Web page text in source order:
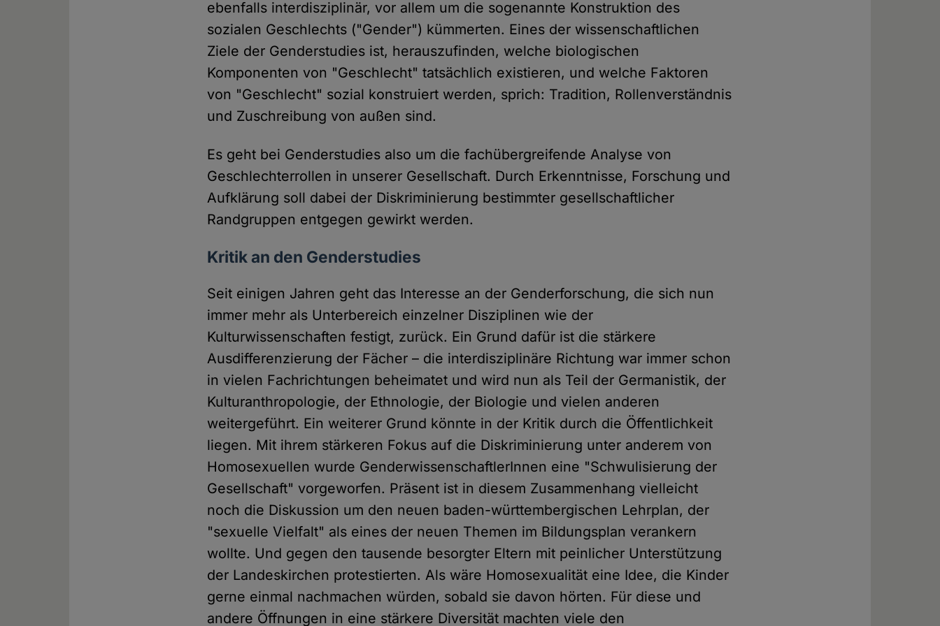
ebenfalls interdisziplinär, vor allem um die sogenannte Konstruktion des
sozialen Geschlechts ("Gender") kümmerten. Eines der wissenschaftlichen
Ziele der Genderstudies ist, herauszufinden, welche biologischen
Komponenten von "Geschlecht" tatsächlich existieren, und welche Faktoren
von "Geschlecht" sozial konstruiert werden, sprich: Tradition, Rollenverständnis
und Zuschreibung von außen sind.
Es geht bei Genderstudies also um die fachübergreifende Analyse von
Geschlechterrollen in unserer Gesellschaft. Durch Erkenntnisse, Forschung und
Aufklärung soll dabei der Diskriminierung bestimmter gesellschaftlicher
Randgruppen entgegen gewirkt werden.
Kritik an den Genderstudies
Seit einigen Jahren geht das Interesse an der Genderforschung, die sich nun
immer mehr als Unterbereich einzelner Disziplinen wie der
Kulturwissenschaften festigt, zurück. Ein Grund dafür ist die stärkere
Ausdifferenzierung der Fächer – die interdisziplinäre Richtung war immer schon
in vielen Fachrichtungen beheimatet und wird nun als Teil der Germanistik, der
Kulturanthropologie, der Ethnologie, der Biologie und vielen anderen
weitergeführt. Ein weiterer Grund könnte in der Kritik durch die Öffentlichkeit
liegen. Mit ihrem stärkeren Fokus auf die Diskriminierung unter anderem von
Homosexuellen wurde GenderwissenschaftlerInnen eine "Schwulisierung der
Gesellschaft" vorgeworfen. Präsent ist in diesem Zusammenhang vielleicht
noch die Diskussion um den neuen baden-württembergischen Lehrplan, der
"sexuelle Vielfalt" als eines der neuen Themen im Bildungsplan verankern
wollte. Und gegen den tausende besorgter Eltern mit peinlicher Unterstützung
der Landeskirchen protestierten. Als wäre Homosexualität eine Idee, die Kinder
gerne einmal nachmachen würden, sobald sie davon hörten. Für diese und
andere Öffnungen in eine stärkere Diversität machten viele den